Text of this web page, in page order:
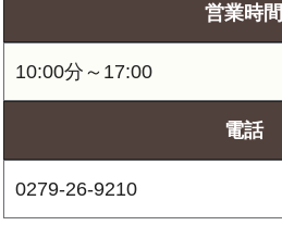
営業時間
10:00分～17:00
電話
0279-26-9210